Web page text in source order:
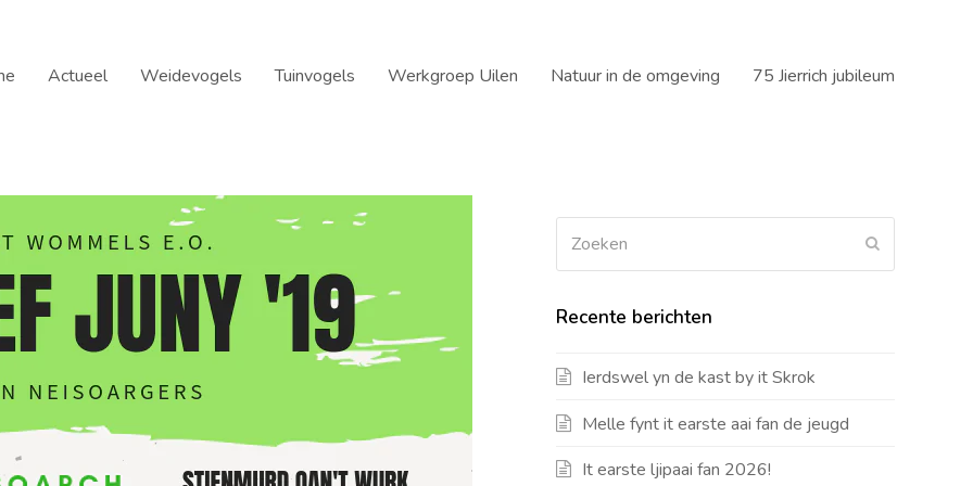
Actueel Weidevogels Tuinvogels Werkgroep Uilen Natuur in de omgeving 75 Jierrich jubileum
Recente berichten
Ierdswel yn de kast by it Skrok
Melle fynt it earste aai fan de jeugd
It earste ljipaai fan 2026!